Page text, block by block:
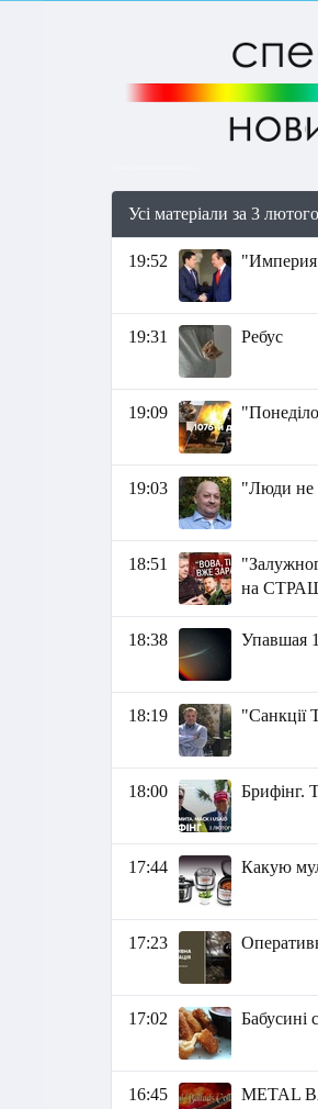
Усі матеріали за 3
19:52 "Империя
19:31 Ребус
19:09
19:03 "Люди не
18:51
на
18:38 Упавшая
18:19 "Санкції
18:00 Брифінг.
17:44 Какую
17:23
17:02 Бабусині
16:45 METAL